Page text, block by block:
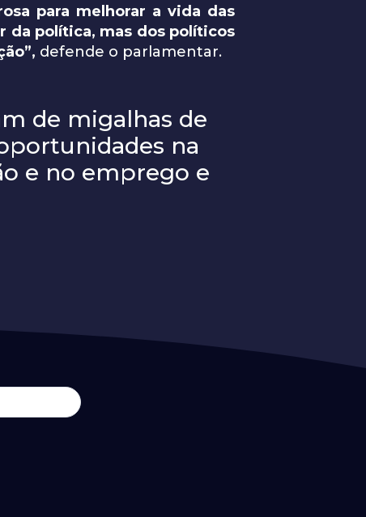
para melhorar a vida das
da política, mas dos políticos
defende o parlamentar.
de migalhas de
na
e no emprego e